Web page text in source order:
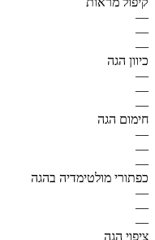
—
—
—
כיוון הגה
—
—
—
חימום הגה
—
—
—
כפתורי מולטימדיה בהגה
—
—
—
ציפוי הגה